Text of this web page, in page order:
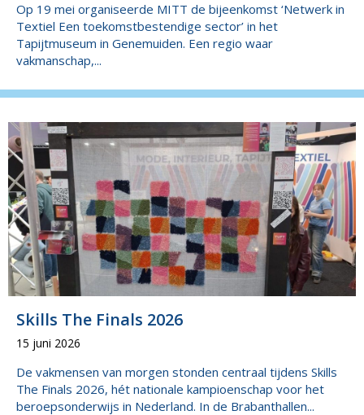
Op 19 mei organiseerde MITT de bijeenkomst ‘Netwerk in
Textiel Een toekomstbestendige sector’ in het
Tapijtmuseum in Genemuiden. Een regio waar
vakmanschap,...
Skills The Finals 2026
15 juni 2026
De vakmensen van morgen stonden centraal tijdens Skills
The Finals 2026, hét nationale kampioenschap voor het
beroepsonderwijs in Nederland. In de Brabanthallen...